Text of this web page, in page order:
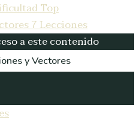
Top
7 Lecciones
a este contenido
y Vectores